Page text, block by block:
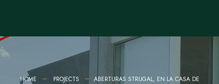
HOME PROJECTS
ABERTURAS STRUGAL, EN LA CASA DE